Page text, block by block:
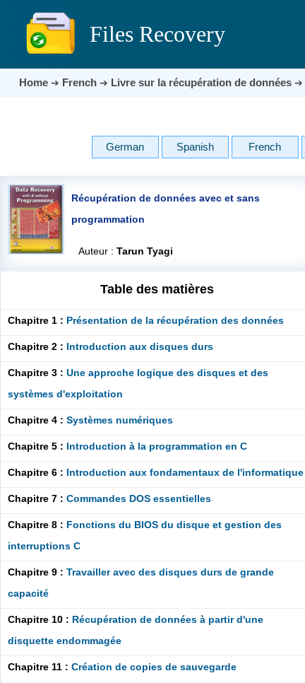
Files Recovery
Home➔ French ➔ Livre sur la récupération de données➔
German Spanish French
Récupération de données avec et sans
programmation
Auteur : Tarun Tyagi
Table des matières
Chapitre 1 : Présentation de la récupération des données
Chapitre 2 : Introduction aux disques durs
Chapitre 3 : Une approche logique des disques et des
systèmes d'exploitation
Chapitre 4 : Systèmes numériques
Chapitre 5 : Introduction à la programmation en C
Chapitre 6 : Introduction aux fondamentaux de l'informatique
Chapitre 7 : Commandes DOS essentielles
Chapitre 8 : Fonctions du BIOS du disque et gestion des
interruptions C
Chapitre 9 : Travailler avec des disques durs de grande
capacité
Chapitre 10 : Récupération de données à partir d'une
disquette endommagée
Chapitre 11 : Création de copies de sauvegarde